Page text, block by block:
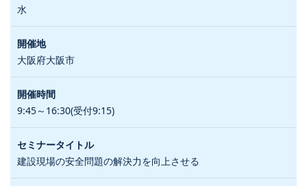
水
大阪府大阪市
9:45～16:30(受付9:15)
建設現場の安全問題の解決力を向上させる